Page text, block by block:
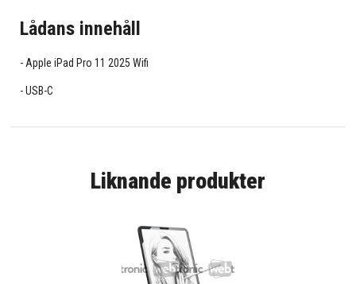
Lådans innehåll
Apple iPad Pro 11 2025 Wifi
USB-C
Liknande produkter